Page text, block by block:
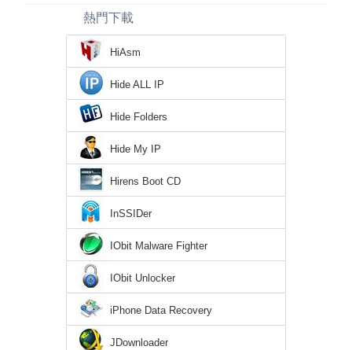
熱門下載
HiAsm
Hide ALL IP
Hide Folders
Hide My IP
Hirens Boot CD
InSSIDer
IObit Malware Fighter
IObit Unlocker
iPhone Data Recovery
JDownloader